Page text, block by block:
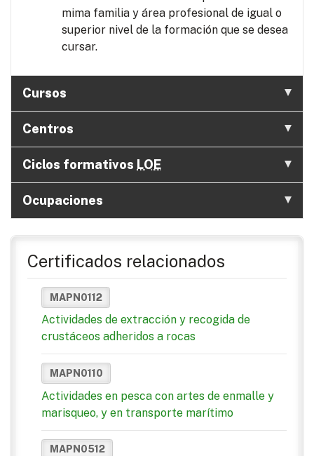
mima familia y área profesional de igual o
superior nivel de la formación que se desea
cursar.
Cursos
Centros
Ciclos formativos LOE
Ocupaciones
Certificados relacionados
MAPN0112
Actividades de extracción y recogida de
crustáceos adheridos a rocas
MAPN0110
Actividades en pesca con artes de enmalle y
marisqueo, y en transporte marítimo
MAPN0512